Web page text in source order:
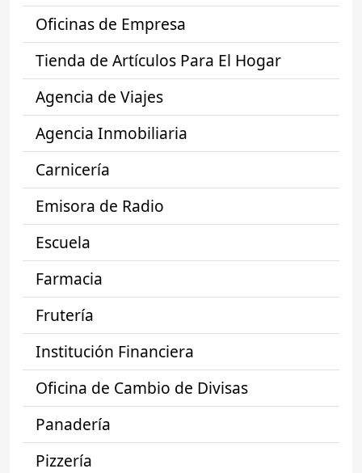
Oficinas de Empresa
Tienda de Artículos Para El Hogar
Agencia de Viajes
Agencia Inmobiliaria
Carnicería
Emisora de Radio
Escuela
Farmacia
Frutería
Institución Financiera
Oficina de Cambio de Divisas
Panadería
Pizzería